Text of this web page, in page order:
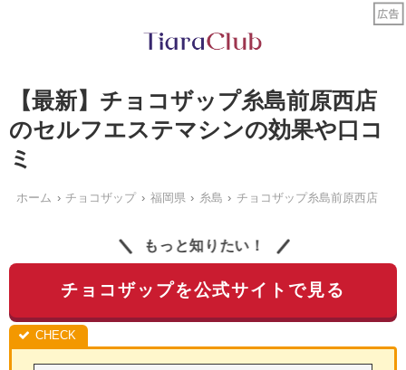
【最新】チョコザップ糸島前原西店
のセルフエステマシンの効果や口コ
ミ
ホーム チョコザップ 福岡県 糸島 チョコザップ糸島前原西店
もっと知りたい！
チョコザップを公式サイトで見る